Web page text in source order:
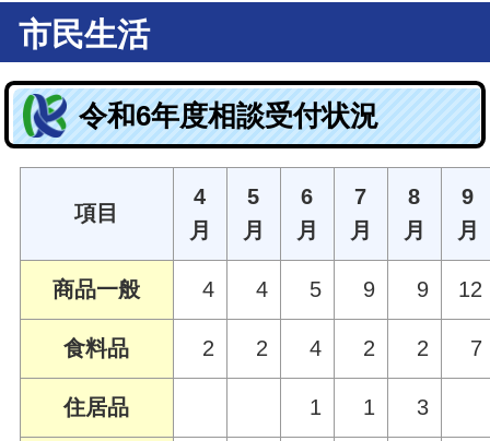
市民生活
令和6年度相談受付状況
項目
4
月
5
月
6
月
7
月
8
月
9
月
商品一般 4 4 5 9 9 12
食料品 2 2 4 2 2 7
住居品 1 1 3